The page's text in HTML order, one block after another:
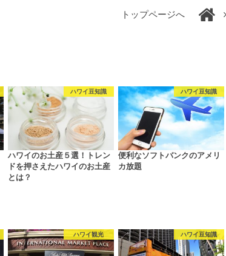
トップページへ
ハワイ豆知識
ハワイのお土産５選！トレン
ドを押さえたハワイのお土産
とは？
ハワイ豆知識
便利なソフトバンクのアメリ
カ放題
ハワイ観光 ハワイ豆知識